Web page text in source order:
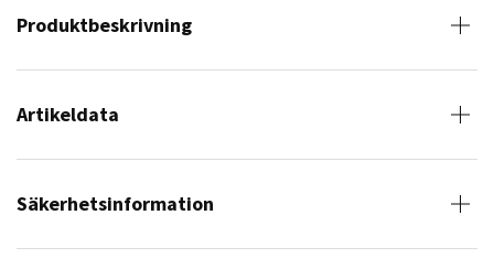
Produktbeskrivning
Artikeldata
Säkerhetsinformation